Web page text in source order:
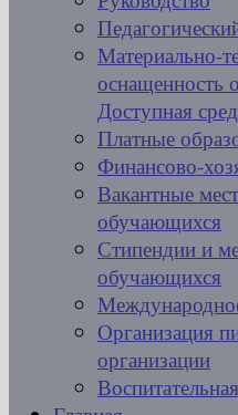
Материально-
оснащенность
Доступная
Платные
Финансово-
Вакантные
обучающихся
Стипендии и
обучающихся
Организация
организации